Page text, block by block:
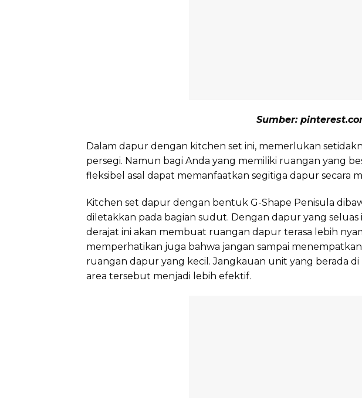
Sumber:
Dalam dapur dengan kitchen set ini, memerlukan
persegi. Namun bagi Anda yang memiliki ruangan yang
fleksibel asal dapat memanfaatkan segitiga dapur secara
Kitchen set dapur dengan bentuk G-Shape Penisula
diletakkan pada bagian sudut. Dengan dapur yang
derajat ini akan membuat ruangan dapur terasa lebih
memperhatikan juga bahwa jangan sampai
ruangan dapur yang kecil. Jangkauan unit yang berada
area tersebut menjadi lebih efektif.